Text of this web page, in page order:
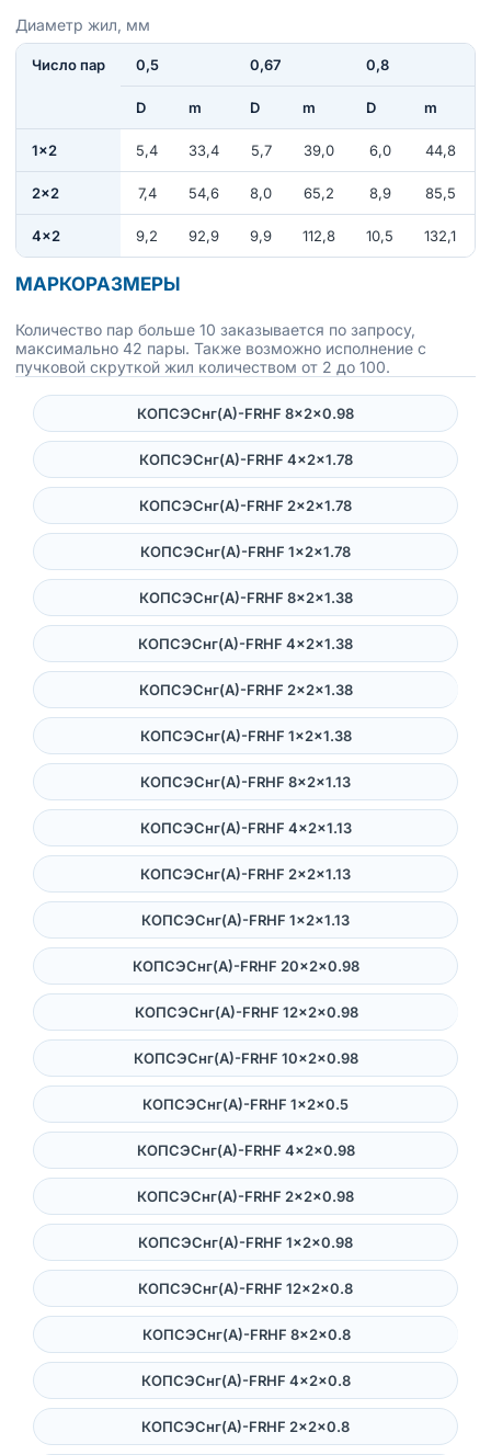
Диаметр жил, мм
Число пар 0,5 0,67 0,8
D m D m D m
1×2 5,4 33,4 5,7 39,0 6,0 44,8
2×2 7,4 54,6 8,0 65,2 8,9 85,5
4×2 9,2 92,9 9,9 112,8 10,5 132,1
МАРКОРАЗМЕРЫ
Количество пар больше 10 заказывается по запросу,
максимально 42 пары. Также возможно исполнение с
пучковой скруткой жил количеством от 2 до 100.
КОПСЭСнг(А)-FRHF 8×2×0.98
КОПСЭСнг(А)-FRHF 4×2×1.78
КОПСЭСнг(А)-FRHF 2×2×1.78
КОПСЭСнг(А)-FRHF 1×2×1.78
КОПСЭСнг(А)-FRHF 8×2×1.38
КОПСЭСнг(А)-FRHF 4×2×1.38
КОПСЭСнг(А)-FRHF 2×2×1.38
КОПСЭСнг(А)-FRHF 1×2×1.38
КОПСЭСнг(А)-FRHF 8×2×1.13
КОПСЭСнг(А)-FRHF 4×2×1.13
КОПСЭСнг(А)-FRHF 2×2×1.13
КОПСЭСнг(А)-FRHF 1×2×1.13
КОПСЭСнг(А)-FRHF 20×2×0.98
КОПСЭСнг(А)-FRHF 12×2×0.98
КОПСЭСнг(А)-FRHF 10×2×0.98
КОПСЭСнг(А)-FRHF 1×2×0.5
КОПСЭСнг(А)-FRHF 4×2×0.98
КОПСЭСнг(А)-FRHF 2×2×0.98
КОПСЭСнг(А)-FRHF 1×2×0.98
КОПСЭСнг(А)-FRHF 12×2×0.8
КОПСЭСнг(А)-FRHF 8×2×0.8
КОПСЭСнг(А)-FRHF 4×2×0.8
КОПСЭСнг(А)-FRHF 2×2×0.8